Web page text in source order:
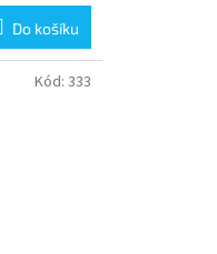
Do košíku
Kód: 333